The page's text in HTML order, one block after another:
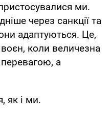
ми.
через санкції та
адаптуються. Це,
воєн, коли величезна
перевагою, а
як і ми.